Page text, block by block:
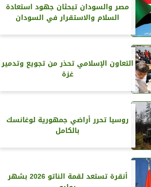
مصر والسودان تبحثان جهود استعادة
السلام والاستقرار في السودان
التعاون الإسلامي تحذر من تجويع وتدمير
غزة
روسيا تحرر أراضي جمهورية لوغانسك
بالكامل
أنقرة تستعد لقمة الناتو 2026 بشهر